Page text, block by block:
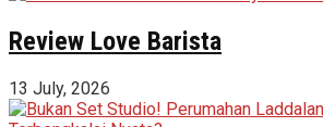
Review Love Barista
13 July, 2026